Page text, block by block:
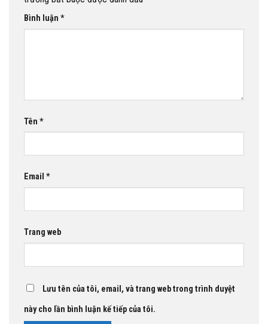
Bình luận *
Tên *
Email *
Trang web
Lưu tên của tôi, email, và trang web trong trình duyệt
này cho lần bình luận kế tiếp của tôi.